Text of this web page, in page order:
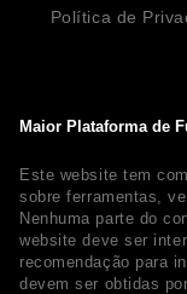
Maior Plataforma de
Este website tem
sobre ferramentas,
Nenhuma parte do
website deve ser
recomendação para
devem ser obtidas
Política de